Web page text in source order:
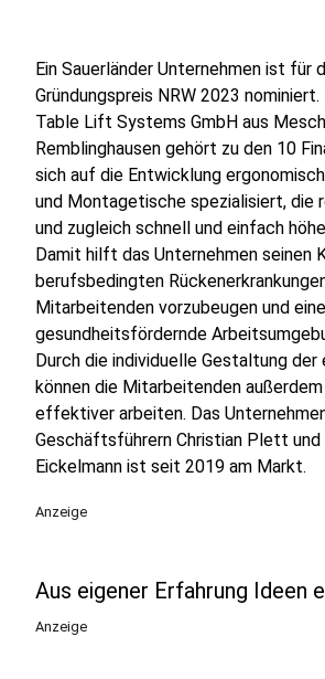
Ein Sauerländer Unternehmen ist für
Gründungspreis NRW 2023
Table Lift Systems GmbH aus
Remblinghausen gehört zu den 10
sich auf die Entwicklung
und Montagetische spezialisiert, die
und zugleich schnell und einfach
Damit hilft das Unternehmen seinen
berufsbedingten
Mitarbeitenden vorzubeugen und eine
gesundheitsfördernde
Durch die individuelle Gestaltung der
können die Mitarbeitenden
effektiver arbeiten. Das
Geschäftsführern Christian Plett und
Eickelmann ist seit 2019 am Markt.
Anzeige
Aus eigener Erfahrung Ideen
Anzeige